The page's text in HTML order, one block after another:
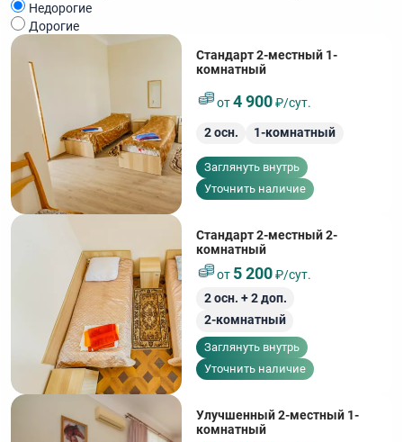
Недорогие
Дорогие
Стандарт 2-местный 1-
комнатный
от4 900₽/сут.
2осн. 1-комнатный
Заглянуть внутрь
Уточнить наличие
Стандарт 2-местный 2-
комнатный
от 5 200₽/сут.
2осн. +2доп.
2-комнатный
Заглянуть внутрь
Уточнить наличие
Улучшенный 2-местный 1-
комнатный